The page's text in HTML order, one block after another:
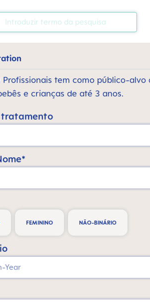
Profissionais tem como público-
e crianças de até 3 anos.
tratamento
FEMININO NÃO-BINÁRIO